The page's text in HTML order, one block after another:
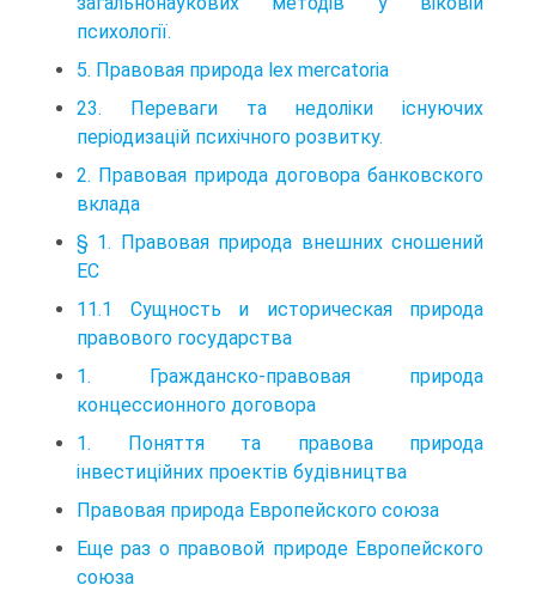
психології.
5. Правовая природа lex mercatoria
23. Переваги та недоліки існуючих
періодизацій психічного розвитку.
2. Правовая природа договора банковского
вклада
§ 1. Правовая природа внешних сношений
ЕС
11.1 Сущность и историческая природа
правового государства
1. Гражданско-правовая природа
концессионного договора
1. Поняття та правова природа
інвестиційних проектів будівництва
Правовая природа Европейского союза
Еще раз о правовой природе Европейского
союза